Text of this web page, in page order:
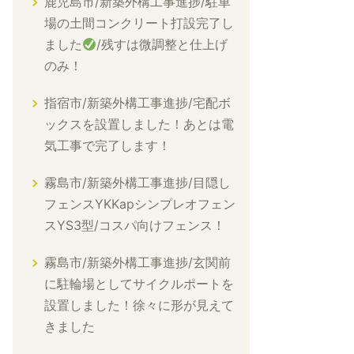
場の土間コンクリート打設完了し
ました
/残すは微調整と仕上げ
のみ！
指宿市/新築外構工事進捗/宅配ボ
ックスを設置しました！あとは電
気工事で完了します！
霧島市/新築外構工事進捗/目隠し
フェンスYKKapシンプレオフェン
スYS3型/コスパ向けフェンス！
霧島市/新築外構工事進捗/玄関前
に駐輪場としてサイクルポートを
設置しました！徐々に形が見えて
きました